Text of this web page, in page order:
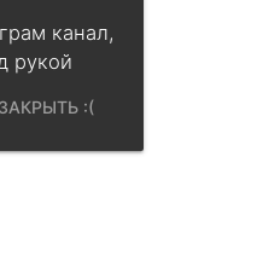
канал,
рукой
ЗАКРЫТЬ :(